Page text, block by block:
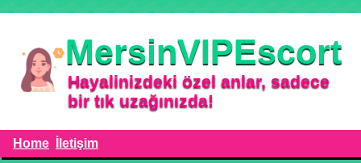
MersinVIPEscort
Hayalinizdeki özel anlar, sadece
bir tık uzağınızda!
Home İletişim